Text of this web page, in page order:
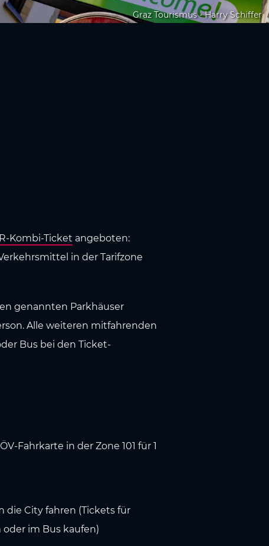
Graz Tourismus - Harry Schiffer
Kombi-Ticket angeboten:
in der Tarifzone
genannten Parkhäuser
Alle weiteren mitfahrenden
Bus bei den Ticket-
Fahrkarte in der Zone 101 für 1
die City fahren (Tickets für
im Bus kaufen)